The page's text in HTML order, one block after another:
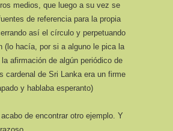
medios, que luego a su vez se
de referencia para la propia
así el círculo y perpetuando
(lo hacía, por si a alguno le pica la
afirmación de algún periódico de
cardenal de Sri Lanka era un firme
y hablaba esperanto)
de encontrar otro ejemplo. Y